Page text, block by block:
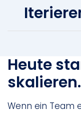
Heute
skalieren.
Wenn ein Team